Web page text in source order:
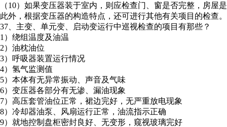
（10）如果变压器装于室内，则应检查门、窗是否完整，房屋
此外，根据变压器的构造特点，还可进行其他有关项目的检查。
37、主变、单元变、启动变运行中巡视检查的项目有那些？
1）绕组温度及油温
2）油枕油位
3）呼吸器装置运行情况
4）氢气监测值
5）本体有无异常振动、声音及气味
6）变压器各部分有无渗、漏油现象
7）高压套管油位正常，裙边完好，无严重放电现象
8）冷却器油泵、风扇运行正常，油流指示正确
9）就地控制盘柜密封良好、无变形，窥视玻璃完好